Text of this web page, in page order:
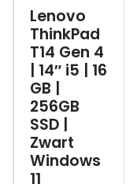
Lenovo
ThinkPad
T14 Gen 4
| 14″ i5 | 16
GB |
256GB
SSD |
Zwart
Windows
11